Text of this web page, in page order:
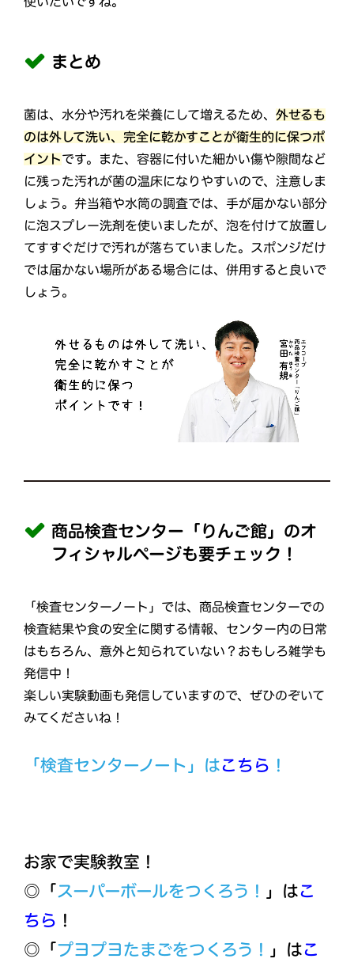
まとめ
菌は、水分や汚れを栄養にして増えるため、外せるも
のは外して洗い、完全に乾かすことが衛生的に保つポ
イントです。また、容器に付いた細かい傷や隙間など
に残った汚れが菌の温床になりやすいので、注意しま
しょう。弁当箱や水筒の調査では、手が届かない部分
に泡スプレー洗剤を使いましたが、泡を付けて放置し
てすすぐだけで汚れが落ちていました。スポンジだけ
では届かない場所がある場合には、併用すると良いで
しょう。
商品検査センター「りんご館」のオ
フィシャルページも要チェック！
「検査センターノート」では、商品検査センターでの
検査結果や食の安全に関する情報、センター内の日常
はもちろん、意外と知られていない？おもしろ雑学も
発信中！
楽しい実験動画も発信していますので、ぜひのぞいて
みてくださいね！
「検査センターノート」はこちら ！
お家で実験教室！
◎「 スーパーボールをつくろう！ 」はこ
ちら ！
◎「 プヨプヨたまごをつくろう！ 」はこ